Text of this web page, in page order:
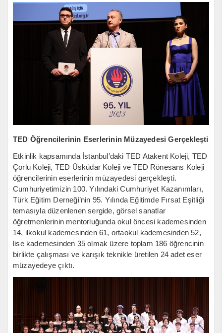
TED Öğrencilerinin Eserlerinin Müzayedesi Gerçekleşti
Etkinlik kapsamında İstanbul’daki TED Atakent Koleji, TED
Çorlu Koleji, TED Üsküdar Koleji ve TED Rönesans Koleji
öğrencilerinin eserlerinin müzayedesi gerçekleşti.
Cumhuriyetimizin 100. Yılındaki Cumhuriyet Kazanımları,
Türk Eğitim Derneği’nin 95. Yılında Eğitimde Fırsat Eşitliği
temasıyla düzenlenen sergide, görsel sanatlar
öğretmenlerinin mentorluğunda okul öncesi kademesinden
14, ilkokul kademesinden 61, ortaokul kademesinden 52,
lise kademesinden 35 olmak üzere toplam 186 öğrencinin
birlikte çalışması ve karışık teknikle üretilen 24 adet eser
müzayedeye çıktı.